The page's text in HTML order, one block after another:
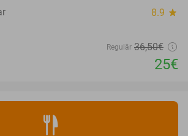
8.9 star
Regulär 36,50€
25€